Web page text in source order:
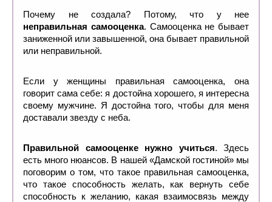
Почему не создала? Потому, что у нее
неправильная самооценка. Самооценка не бывает
заниженной или завышенной, она бывает правильной
или неправильной.
Если у женщины правильная самооценка, она
говорит сама себе: я достойна хорошего, я интересна
своему мужчине. Я достойна того, чтобы для меня
доставали звезду с неба.
Правильной самооценке нужно учиться. Здесь
есть много нюансов. В нашей «Дамской гостиной» мы
поговорим о том, что такое правильная самооценка,
что такое способность желать, как вернуть себе
способность к желанию, какая взаимосвязь между